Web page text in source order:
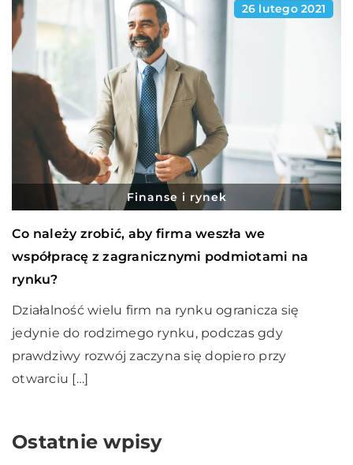
26 lutego 2021
Finanse i rynek
Co należy zrobić, aby firma weszła we
współpracę z zagranicznymi podmiotami na
rynku?
Działalność wielu firm na rynku ogranicza się
jedynie do rodzimego rynku, podczas gdy
prawdziwy rozwój zaczyna się dopiero przy
otwarciu […]
Ostatnie wpisy